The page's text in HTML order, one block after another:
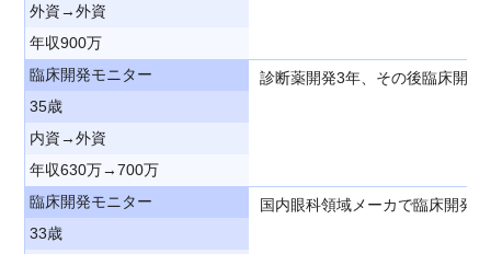
外資→外資
年収900万
臨床開発モニター
診断薬開発3年、その後臨床開
35歳
内資→外資
年収630万→700万
臨床開発モニター
国内眼科領域メーカで臨床開発
33歳